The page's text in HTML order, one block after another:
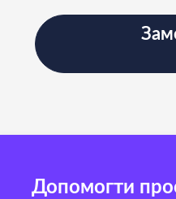
Допомогти